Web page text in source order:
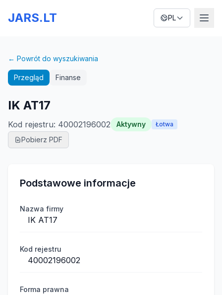
JARS.LT PL
← Powrót do wyszukiwania
Przegląd Finanse
IK AT17
Kod rejestru: 40002196002 Aktywny Łotwa
Pobierz PDF
Podstawowe informacje
Nazwa firmy
IK AT17
Kod rejestru
40002196002
Forma prawna